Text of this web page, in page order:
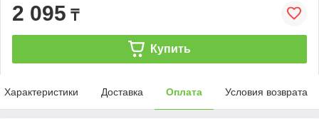
2 095 ₸
Купить
Характеристики Доставка Оплата Условия возврата